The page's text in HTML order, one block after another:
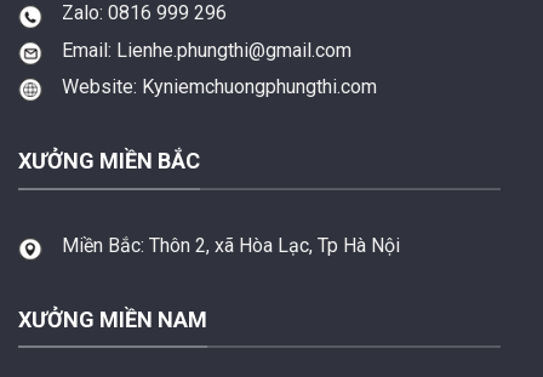
Zalo: 0816 999 296
Email: Lienhe.phungthi@gmail.com
Website: Kyniemchuongphungthi.com
XƯỞNG MIỀN BẮC
Miền Bắc: Thôn 2, xã Hòa Lạc, Tp Hà Nội
XƯỞNG MIỀN NAM